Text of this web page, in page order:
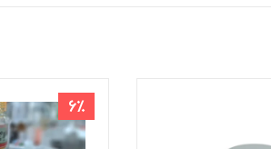
6٪